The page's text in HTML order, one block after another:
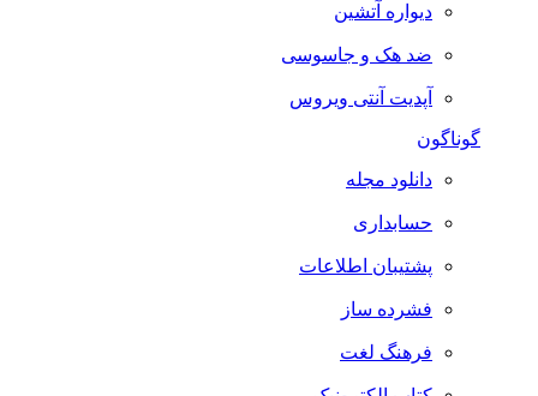
دیواره آتشین
ضد هک و جاسوسی
آپدیت آنتی ویروس
گوناگون
دانلود مجله
حسابداری
پشتیبان اطلاعات
فشرده ساز
فرهنگ لغت